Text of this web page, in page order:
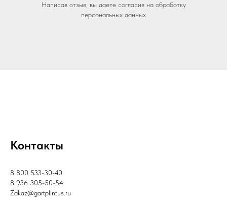
Написав отзыв, вы даете согласия на обработку
персональных данных
Контакты
8 800 533-30-40
8 936 305-50-54
Zakaz@gartplintus.ru